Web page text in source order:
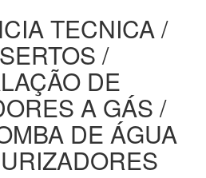
TECNICA /
/
DE
A GÁS /
DE ÁGUA